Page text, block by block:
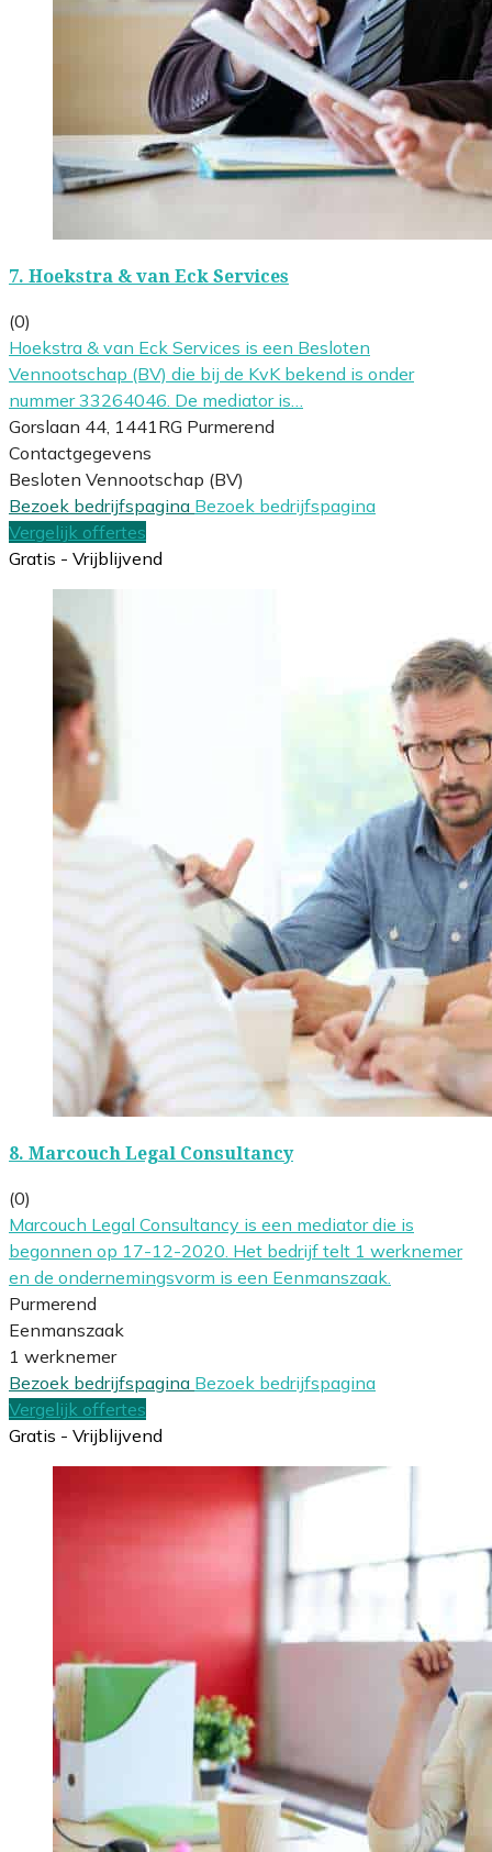
7. Hoekstra & van Eck Services
(0)
Hoekstra & van Eck Services is een Besloten
Vennootschap (BV) die bij de KvK bekend is onder
nummer 33264046. De mediator is…
Gorslaan 44, 1441RG Purmerend
Contactgegevens
Besloten Vennootschap (BV)
Bezoek bedrijfspagina Bezoek bedrijfspagina
Vergelijk offertes
Gratis - Vrijblijvend
8. Marcouch Legal Consultancy
(0)
Marcouch Legal Consultancy is een mediator die is
begonnen op 17-12-2020. Het bedrijf telt 1 werknemer
en de ondernemingsvorm is een Eenmanszaak.
Purmerend
Eenmanszaak
1 werknemer
Bezoek bedrijfspagina Bezoek bedrijfspagina
Vergelijk offertes
Gratis - Vrijblijvend